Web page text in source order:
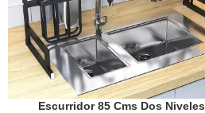
Escurridor 85 Cms Dos Niveles